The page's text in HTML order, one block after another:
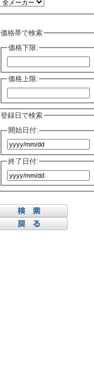
価格帯で検索
価格下限:
価格上限:
登録日で検索
開始日付:
終了日付: